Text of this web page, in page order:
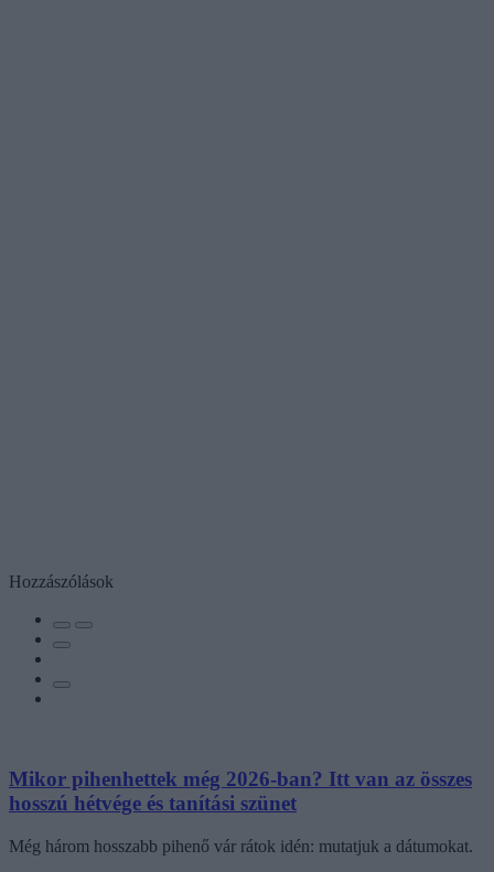
Hozzászólások
Mikor pihenhettek még 2026-ban? Itt van az összes
hosszú hétvége és tanítási szünet
Még három hosszabb pihenő vár rátok idén: mutatjuk a dátumokat.